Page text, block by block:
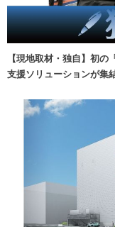
【現地取材・独自】初
支援ソリューションが集